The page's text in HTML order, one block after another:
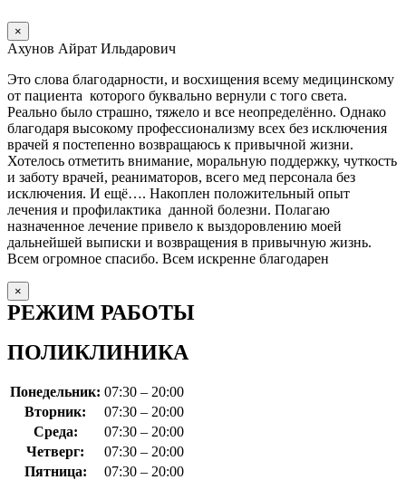
×
Ахунов Айрат Ильдарович
Это слова благодарности, и восхищения всему медицинскому
от пациента которого буквально вернули с того света.
Реально было страшно, тяжело и все неопределённо. Однако
благодаря высокому профессионализму всех без исключения
врачей я постепенно возвращаюсь к привычной жизни.
Хотелось отметить внимание, моральную поддержку, чуткость
и заботу врачей, реаниматоров, всего мед персонала без
исключения. И ещё…. Накоплен положительный опыт
лечения и профилактика данной болезни. Полагаю
назначенное лечение привело к выздоровлению моей
дальнейшей выписки и возвращения в привычную жизнь.
Всем огромное спасибо. Всем искренне благодарен
×
РЕЖИМ РАБОТЫ
ПОЛИКЛИНИКА
Понедельник: 07:30 – 20:00
Вторник:
07:30 – 20:00
Среда:
07:30 – 20:00
Четверг:
07:30 – 20:00
Пятница:
07:30 – 20:00